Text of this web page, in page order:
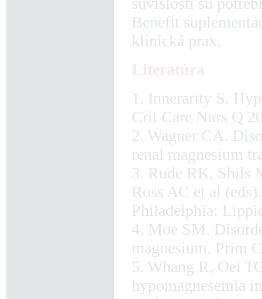
Benefit
klinická prax.
1. Innerarity S.
Crit Care Nurs Q
2. Wagner CA.
renal magnesium
3. Rude RK, Shils
Ross AC et al
Philadelphia:
4. Moe SM.
magnesium. Prim
5. Whang R, Oei
hypomagnesemia